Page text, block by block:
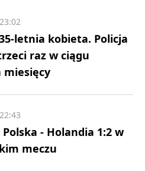
letnia kobieta. Policja
raz w ciągu
Polska - Holandia 1:2 w
meczu